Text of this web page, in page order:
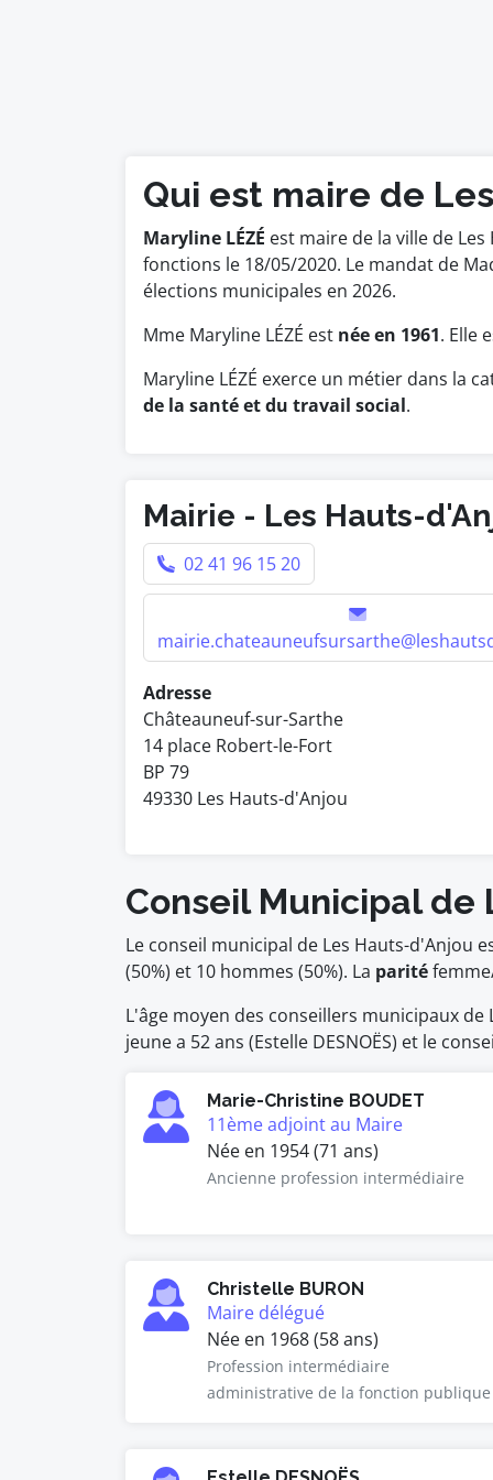
Qui est maire de
Maryline LÉZÉ est maire de la ville de
fonctions le 18/05/2020. Le mandat de
élections municipales en 2026.
Mme Maryline LÉZÉ est née en 1961. Elle
Maryline LÉZÉ exerce un métier dans la
de la santé et du travail social.
Mairie - Les Hauts-
02 41 96 15 20
Adresse
Châteauneuf-sur-Sarthe
14 place Robert-le-Fort
BP 79
49330 Les Hauts-d'Anjou
Conseil Municipal de
Le conseil municipal de Les Hauts-d'Anjou
(50%) et 10 hommes (50%). La parité
L'âge moyen des conseillers municipaux
jeune a 52 ans (Estelle DESNOËS) et le
Marie-Christine BOUDET
11ème adjoint au Maire
Née en 1954 (71 ans)
Ancienne profession intermédiaire
Christelle BURON
Maire délégué
Née en 1968 (58 ans)
Profession intermédiaire
administrative de la fonction publique